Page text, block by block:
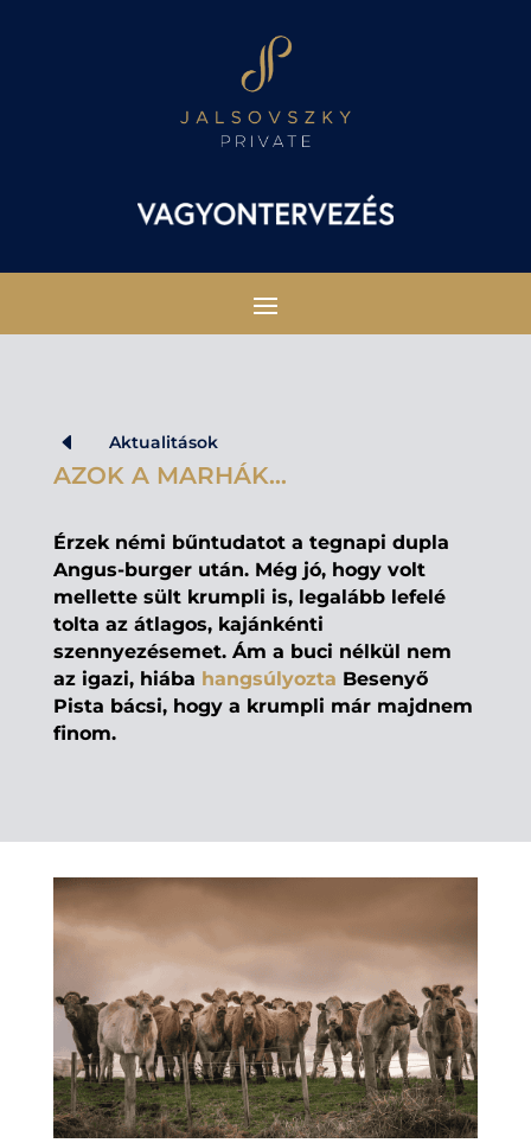
D Aktualitások
AZOK A MARHÁK…
Érzek némi bűntudatot a tegnapi dupla
Angus-burger után. Még jó, hogy volt
mellette sült krumpli is, legalább lefelé
tolta az átlagos, kajánkénti
szennyezésemet. Ám a buci nélkül nem
az igazi, hiába hangsúlyozta Besenyő
Pista bácsi, hogy a krumpli már majdnem
finom.